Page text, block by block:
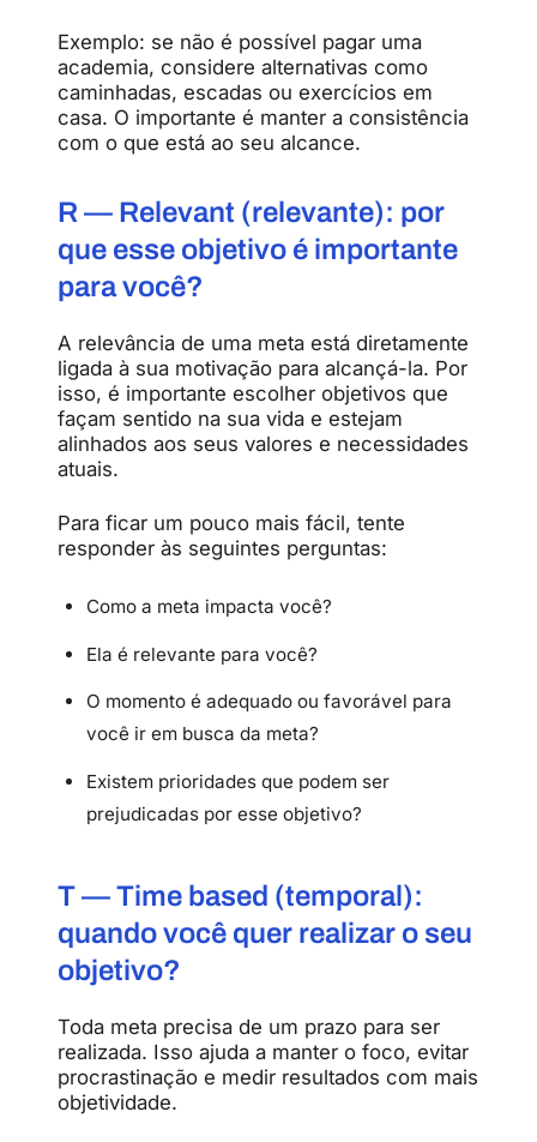
Exemplo: se não é possível pagar uma
academia, considere alternativas como
caminhadas, escadas ou exercícios em
casa. O importante é manter a consistência
com o que está ao seu alcance.
R — Relevant (relevante): por
que esse objetivo é importante
para você?
A relevância de uma meta está diretamente
ligada à sua motivação para alcançá-la. Por
isso, é importante escolher objetivos que
façam sentido na sua vida e estejam
alinhados aos seus valores e necessidades
atuais.
Para ficar um pouco mais fácil, tente
responder às seguintes perguntas:
Como a meta impacta você?
Ela é relevante para você?
O momento é adequado ou favorável para
você ir em busca da meta?
Existem prioridades que podem ser
prejudicadas por esse objetivo?
T — Time based (temporal):
quando você quer realizar o seu
objetivo?
Toda meta precisa de um prazo para ser
realizada. Isso ajuda a manter o foco, evitar
procrastinação e medir resultados com mais
objetividade.